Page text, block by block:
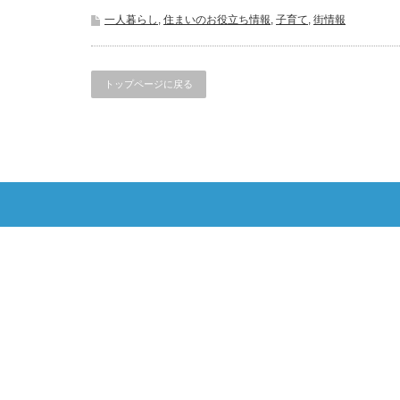
一人暮らし 住まいのお役立ち情報 子育て 街情報
トップページに戻る